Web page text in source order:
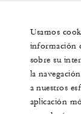
Usamos
información
sobre su
la
a nuestros
aplicación